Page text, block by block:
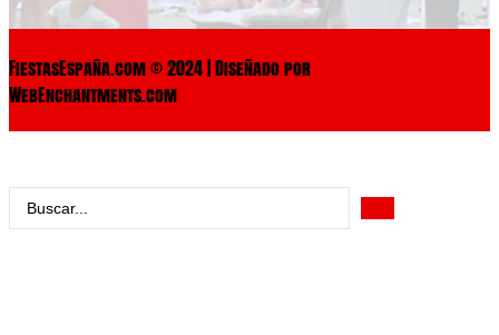
FiestasEspaña.com © 2024 | Diseñado por
WebEnchantments.com